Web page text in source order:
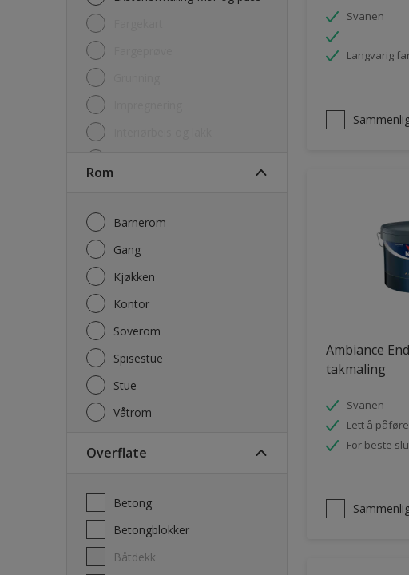
Rom
Barnerom
Gang
Kjøkken
Kontor
Soverom
Spisestue
Stue
Våtrom
Overflate
Betong
Betongblokker
Båtdekk
Svanen
Langvarig
Ambiance
takmaling
Svanen
Lett å påføre
For beste